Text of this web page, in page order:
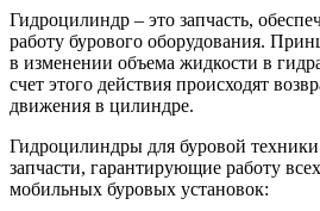
Гидроцилиндр – это запчасть,
работу бурового оборудования.
в изменении объема жидкости в
счет этого действия происходят
движения в цилиндре.
Гидроцилиндры для буровой
запчасти, гарантирующие работу
мобильных буровых установок: